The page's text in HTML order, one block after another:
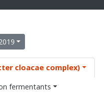
cloacae complex)
fermentants